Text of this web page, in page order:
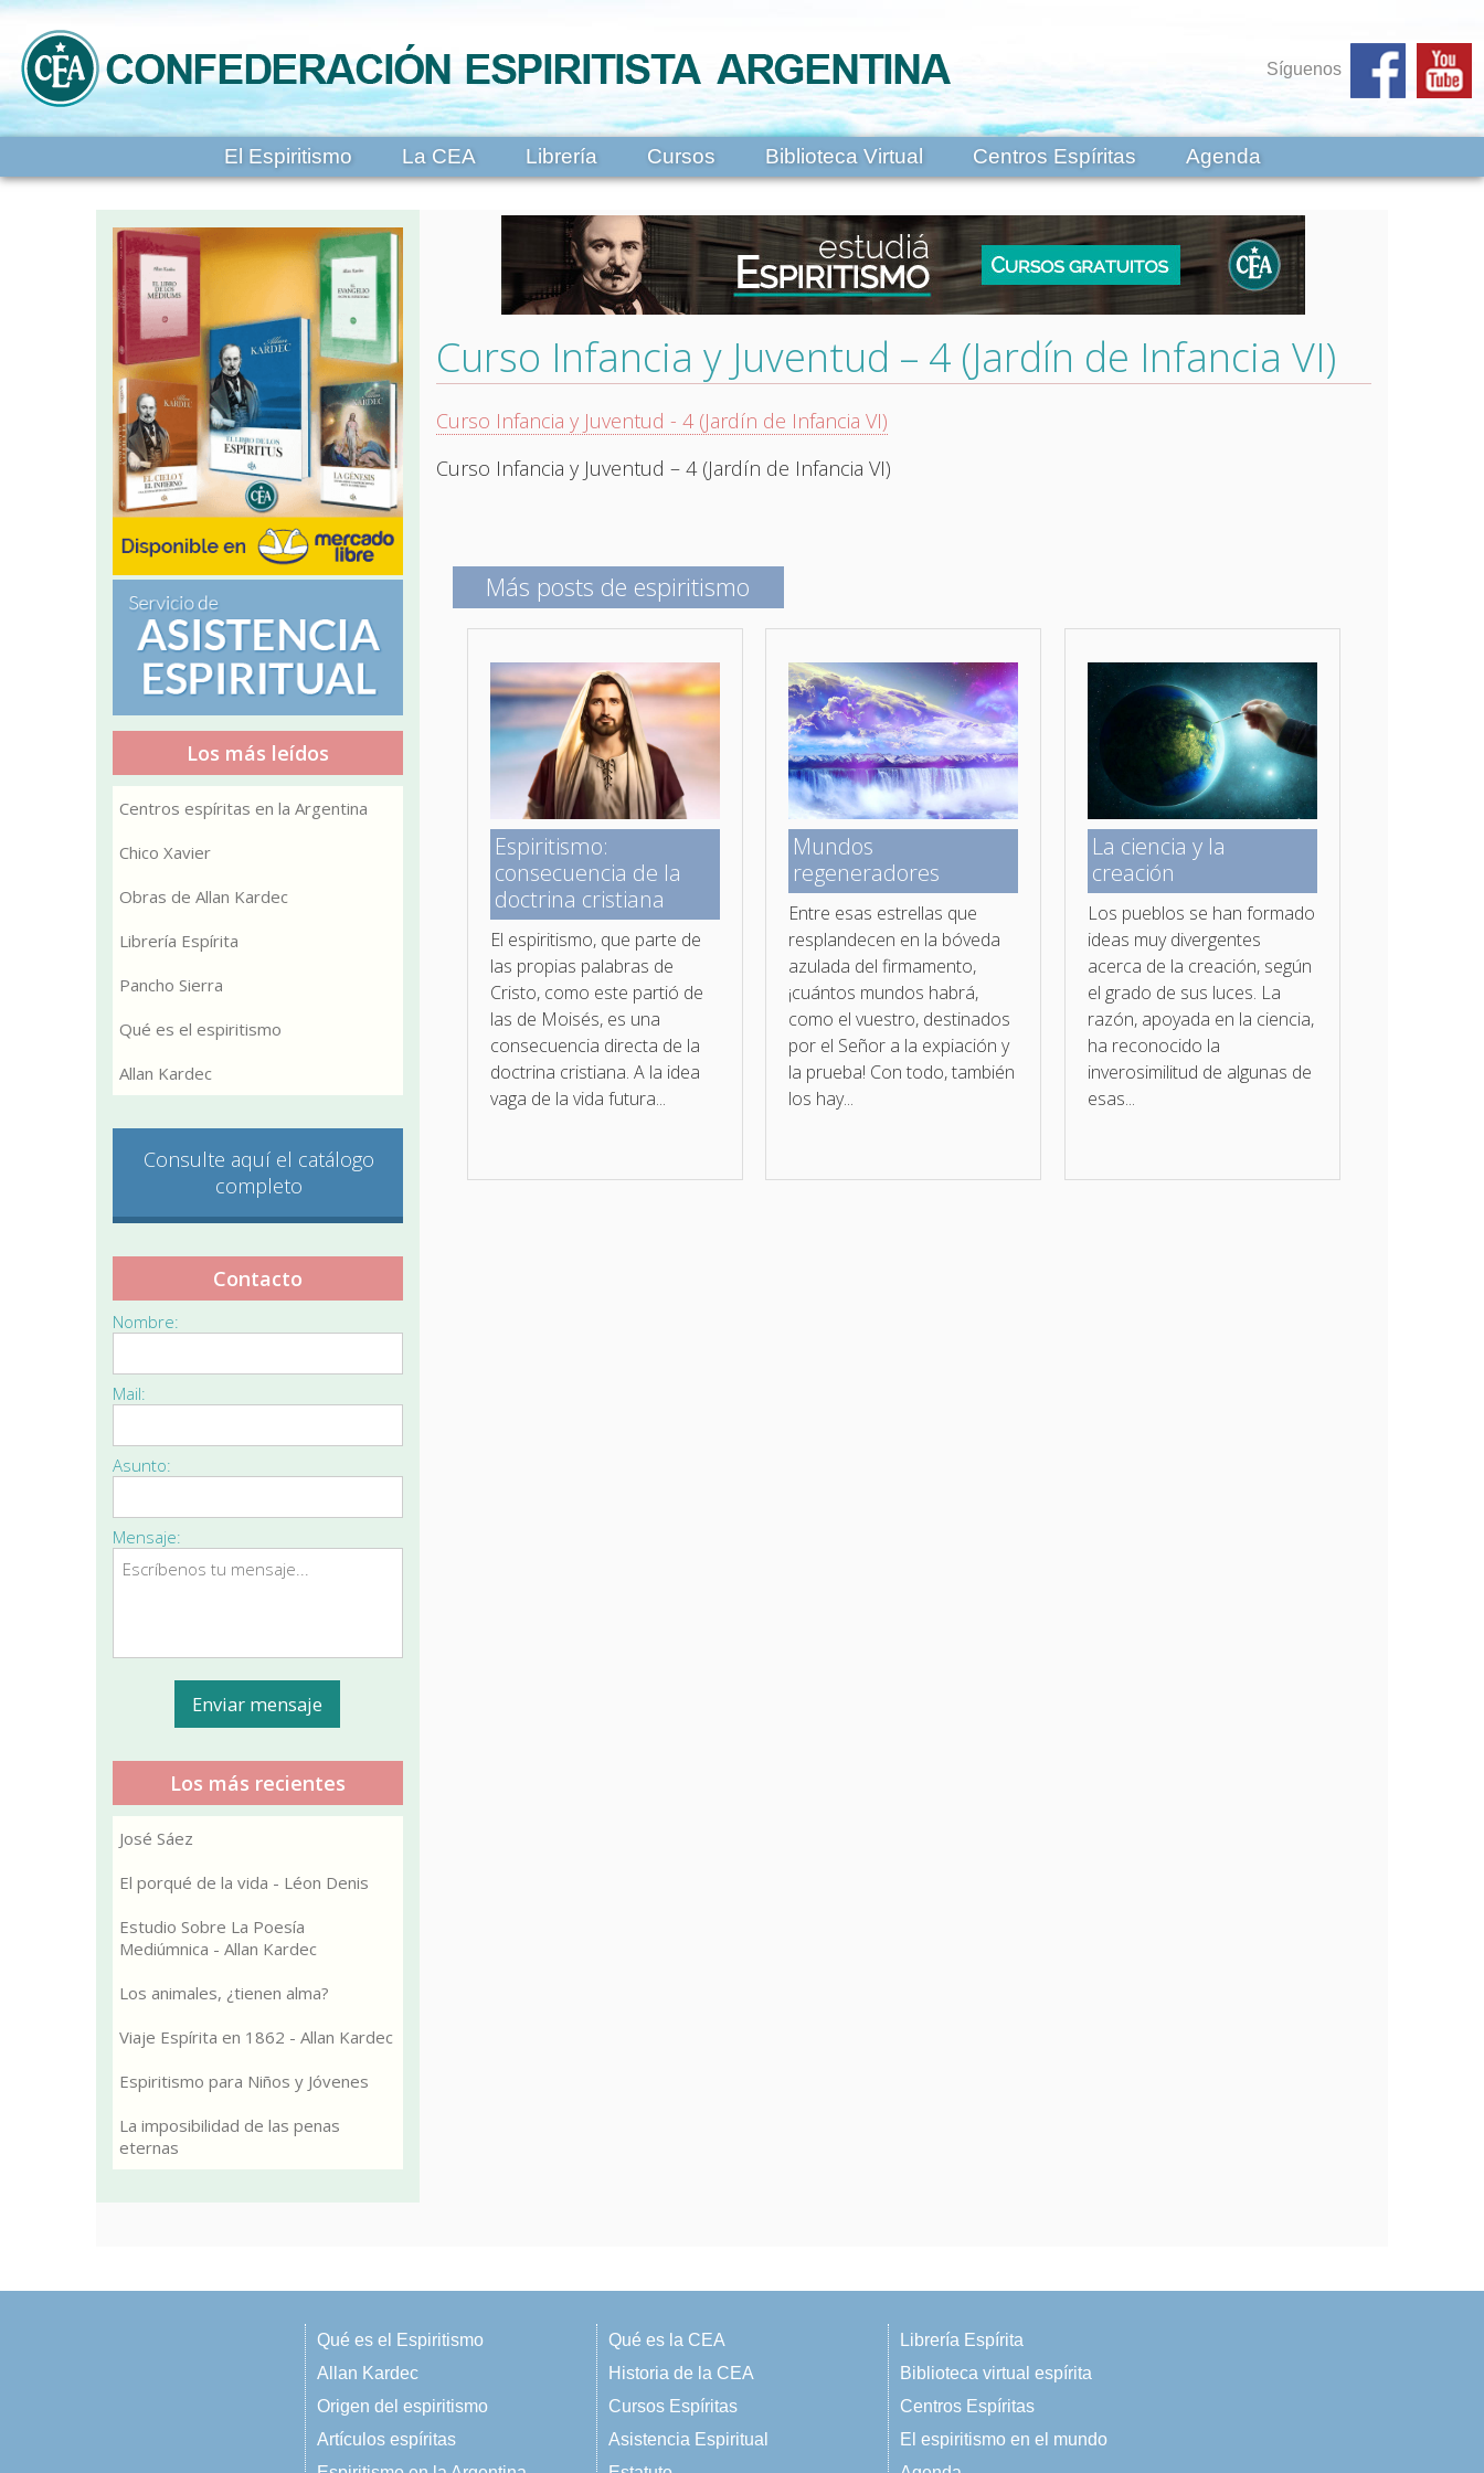
Síguenos
El Espiritismo La CEA Librería Cursos Biblioteca Virtual Centros Espíritas Agenda
Curso Infancia y Juventud – 4 (Jardín de Infancia VI)
Curso Infancia y Juventud - 4 (Jardín de Infancia VI)
Curso Infancia y Juventud – 4 (Jardín de Infancia VI)
Más posts de espiritismo
Espiritismo:
consecuencia de la
doctrina cristiana
El espiritismo, que parte de
las propias palabras de
Cristo, como este partió de
las de Moisés, es una
consecuencia directa de la
doctrina cristiana. A la idea
vaga de la vida futura...
Mundos
regeneradores
Entre esas estrellas que
resplandecen en la bóveda
azulada del firmamento,
¡cuántos mundos habrá,
como el vuestro, destinados
por el Señor a la expiación y
la prueba! Con todo, también
los hay...
La ciencia y la
creación
Los pueblos se han formado
ideas muy divergentes
acerca de la creación, según
el grado de sus luces. La
razón, apoyada en la ciencia,
ha reconocido la
inverosimilitud de algunas de
esas...
Los más leídos
Centros espíritas en la Argentina
Chico Xavier
Obras de Allan Kardec
Librería Espírita
Pancho Sierra
Qué es el espiritismo
Allan Kardec
Consulte aquí el catálogo
completo
Contacto
Nombre:
Mail:
Asunto:
Mensaje:
Los más recientes
José Sáez
El porqué de la vida - Léon Denis
Estudio Sobre La Poesía
Mediúmnica - Allan Kardec
Los animales, ¿tienen alma?
Viaje Espírita en 1862 - Allan Kardec
Espiritismo para Niños y Jóvenes
La imposibilidad de las penas
eternas
Qué es el Espiritismo
Allan Kardec
Origen del espiritismo
Artículos espíritas
Qué es la CEA
Historia de la CEA
Cursos Espíritas
Asistencia Espiritual
Librería Espírita
Biblioteca virtual espírita
Centros Espíritas
El espiritismo en el mundo